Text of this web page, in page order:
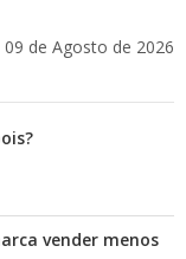
de Agosto de 2026
vender menos